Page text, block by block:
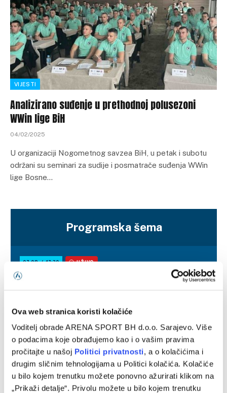
Ova web stranica koristi kolačiće
Voditelj obrade ARENA SPORT BH d.o.o. Sarajevo. Više
o podacima koje obrađujemo kao i o vašim pravima
pročitajte u našoj Politici privatnosti, a o kolačićima i
drugim sličnim tehnologijama u Politici kolačića. Kolačiće
u bilo kojem trenutku možete ponovno ažurirati klikom na
„Prikaži detalje“. Privolu možete u bilo kojem trenutku
VIJESTI
Analizirano suđenje u prethodnoj polusezoni
WWin lige BiH
04/02/2025
U organizaciji Nogometnog savzea BiH, u petak i subotu
održani su seminari za sudije i posmatrače suđenja WWin
lige Bosne…
Programska šema